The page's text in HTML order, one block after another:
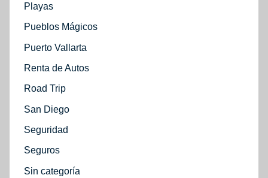
Playas
Pueblos Mágicos
Puerto Vallarta
Renta de Autos
Road Trip
San Diego
Seguridad
Seguros
Sin categoría